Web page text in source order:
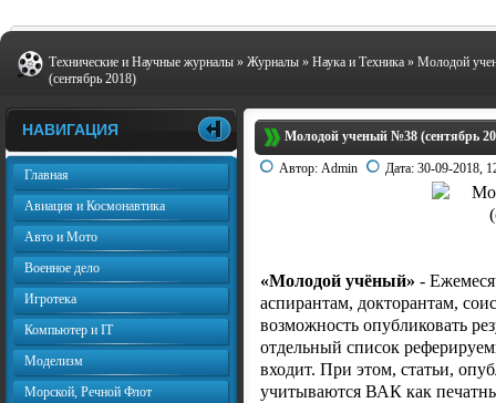
Технические и Научные журналы » Журналы » Наука и Техника » Молодой
(сентябрь 2018)
Молодой ученый №38 (сентябрь
Автор: Admin Дата: 30-09-2018,
«Молодой учёный» -
аспирантам, докторантам,
возможность опубликовать
отдельный список
входит. При этом, статьи,
учитываются ВАК как
НАВИГАЦИЯ
Главная
Авиация и Космонавтика
Авто и Мото
Военное дело
Игротека
Компьютер и IT
Моделизм
Морской, Речной Флот